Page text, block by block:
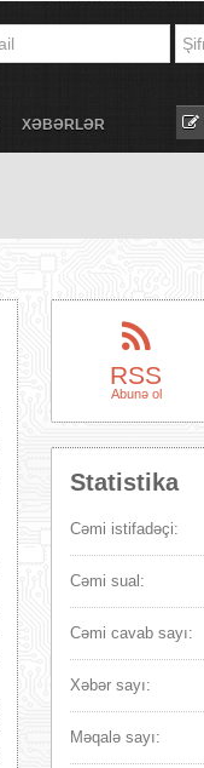
XƏBƏRLƏR
RSS
Abunə ol
Statistika
Cəmi istifadəçi:
Cəmi sual:
Cəmi cavab sayı:
Xəbər sayı:
Məqalə sayı: